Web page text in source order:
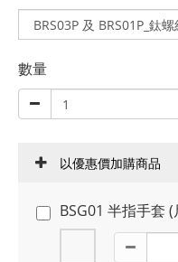
數量
以優惠價加購商品
BSG01 半指手套 (